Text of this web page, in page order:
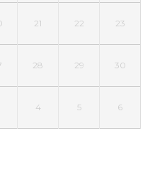
21 22 23
28 29 30
4 5 6